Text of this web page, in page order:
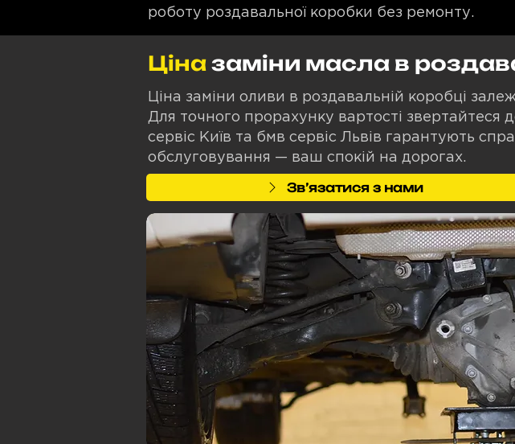
роботу роздавальної коробки без ремонту.
Ціназаміни масла в
Ціна заміни оливи в роздавальній коробці
Для точного прорахунку вартості
сервіс Київ та бмв сервіс Львів гарантують
обслуговування — ваш спокій на дорогах.
Звʼязатися з нами